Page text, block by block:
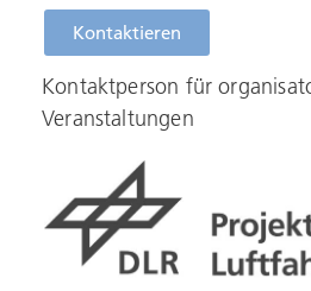
Kontaktieren
Kontaktperson für
Veranstaltungen